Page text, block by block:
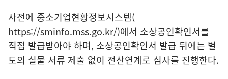
사전에 중소기업현황정보시스템(
https://sminfo.mss.go.kr/)에서 소상공인확인서를
직접 발급받아야 하며, 소상공인확인서 발급 뒤에는 별
도의 실물 서류 제출 없이 전산연계로 심사를 진행한다.